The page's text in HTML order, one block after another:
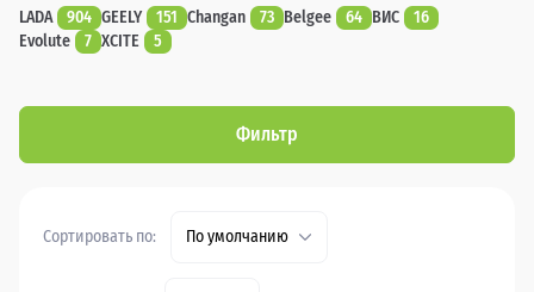
LADA 904 GEELY 151 Changan 73 Belgee 64 ВИС
16
Evolute
7 XCITE 5
Фильтр
Сортировать по: По умолчанию